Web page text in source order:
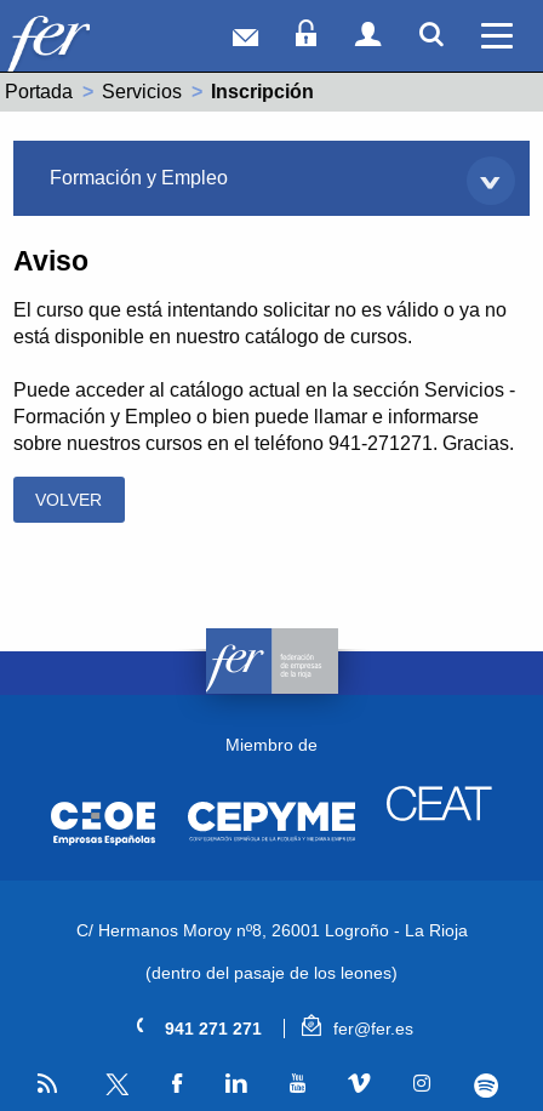
Correo webAcceso Socios
Acceso
Portada Servicios Actual:
Inscripción
Formación y Empleo
Aviso
El curso que está intentando solicitar no es válido o ya no
está disponible en nuestro catálogo de cursos.
Puede acceder al catálogo actual en la sección Servicios -
Formación y Empleo o bien puede llamar e informarse
sobre nuestros cursos en el teléfono 941-271271. Gracias.
VOLVER
Miembro de
C/ Hermanos Moroy nº8, 26001 Logroño - La Rioja
(dentro del pasaje de los leones)
941 271 271 fer@fer.es
RSS